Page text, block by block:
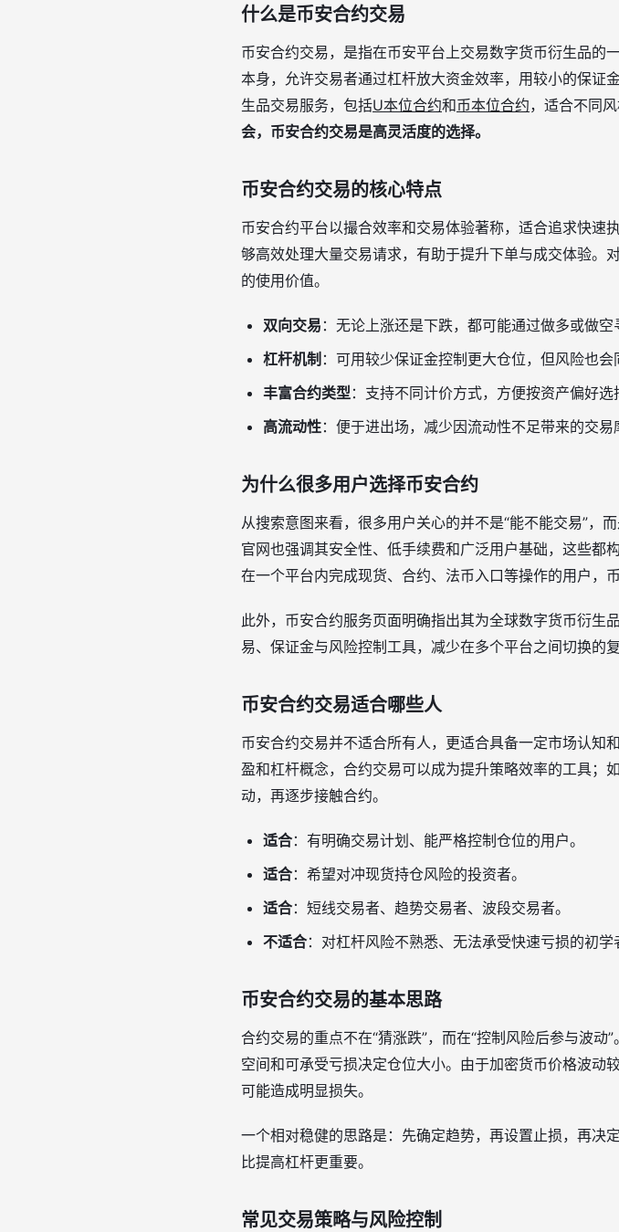
什么是币安合约交易
币安合约交易，是指在币安平台上交易数字货币衍生品的
本身，允许交易者通过杠杆放大资金效率，用较小的保证
生品交易服务，包括U本位合约和币本位合约，适合不同风
会，币安合约交易是高灵活度的选择。
币安合约交易的核心特点
币安合约平台以撮合效率和交易体验著称，适合追求快速
够高效处理大量交易请求，有助于提升下单与成交体验。
的使用价值。
双向交易 ：无论上涨还是下跌，都可能通过做多或做空
杠杆机制 ：可用较少保证金控制更大仓位，但风险也会
丰富合约类型：支持不同计价方式，方便按资产偏好选
高流动性：便于进出场，减少因流动性不足带来的交易
为什么很多用户选择币安合约
从搜索意图来看，很多用户关心的并不是“能不能交易”，
官网也强调其安全性、低手续费和广泛用户基础，这些都
在一个平台内完成现货、合约、法币入口等操作的用户，
此外，币安合约服务页面明确指出其为全球数字货币衍生
易、保证金与风险控制工具，减少在多个平台之间切换的复
币安合约交易适合哪些人
币安合约交易并不适合所有人，更适合具备一定市场认知
盈和杠杆概念，合约交易可以成为提升策略效率的工具；
动，再逐步接触合约。
适合：有明确交易计划、能严格控制仓位的用户。
适合：希望对冲现货持仓风险的投资者。
适合：短线交易者、趋势交易者、波段交易者。
不适合：对杠杆风险不熟悉、无法承受快速亏损的初学
币安合约交易的基本思路
合约交易的重点不在“猜涨跌”，而在“控制风险后参与波
空间和可承受亏损决定仓位大小。由于加密货币价格波动
可能造成明显损失。
一个相对稳健的思路是：先确定趋势，再设置止损，再决
比提高杠杆更重要。
常见交易策略与风险控制